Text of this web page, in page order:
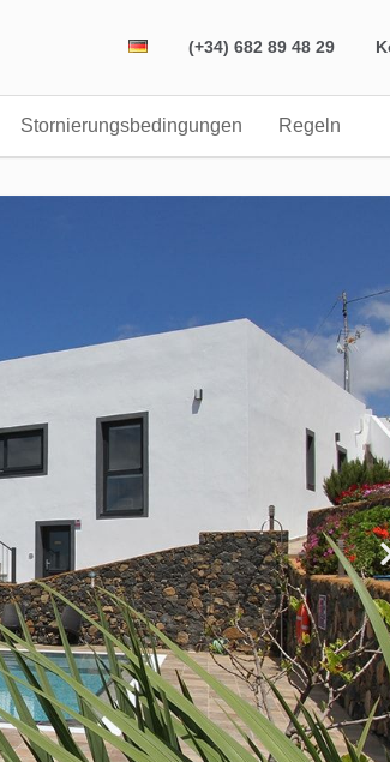
(+34) 682 89 48 29
Stornierungsbedingungen Regeln